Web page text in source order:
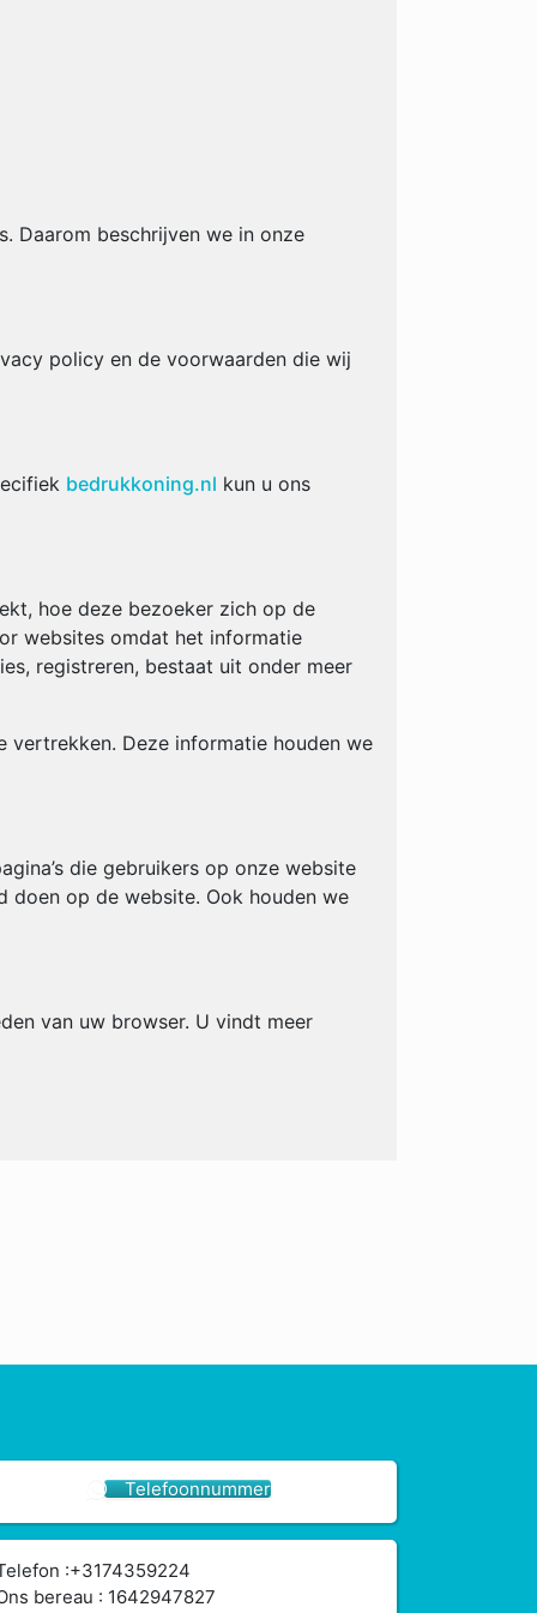
Daarom beschrijven we in onze
policy en de voorwaarden die wij
bedrukkoning.nl kun u ons
hoe deze bezoeker zich op de
websites omdat het informatie
registreren, bestaat uit onder meer
vertrekken. Deze informatie houden we
die gebruikers op onze website
doen op de website. Ook houden we
van uw browser. U vindt meer
Telefoonnummer
:+3174359224
bereau : 1642947827